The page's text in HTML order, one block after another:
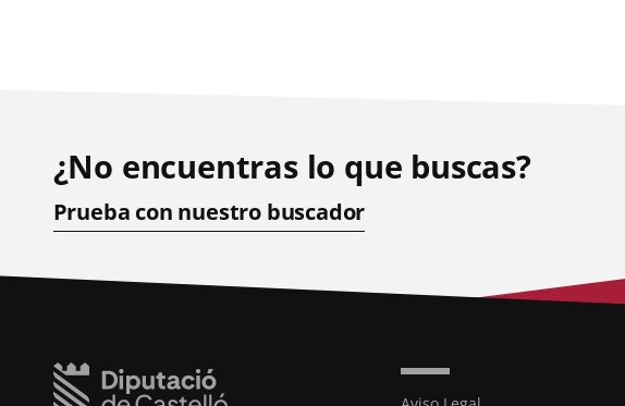
¿No encuentras lo que buscas?
Prueba con nuestro buscador